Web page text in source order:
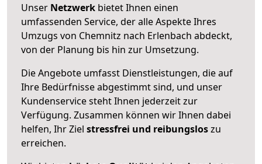
Unser Netzwerk bietet Ihnen einen
umfassenden Service, der alle Aspekte Ihres
Umzugs von Chemnitz nach Erlenbach abdeckt,
von der Planung bis hin zur Umsetzung.
Die Angebote umfasst Dienstleistungen, die auf
Ihre Bedürfnisse abgestimmt sind, und unser
Kundenservice steht Ihnen jederzeit zur
Verfügung. Zusammen können wir Ihnen dabei
helfen, Ihr Ziel stressfrei und reibungsloszu
erreichen.